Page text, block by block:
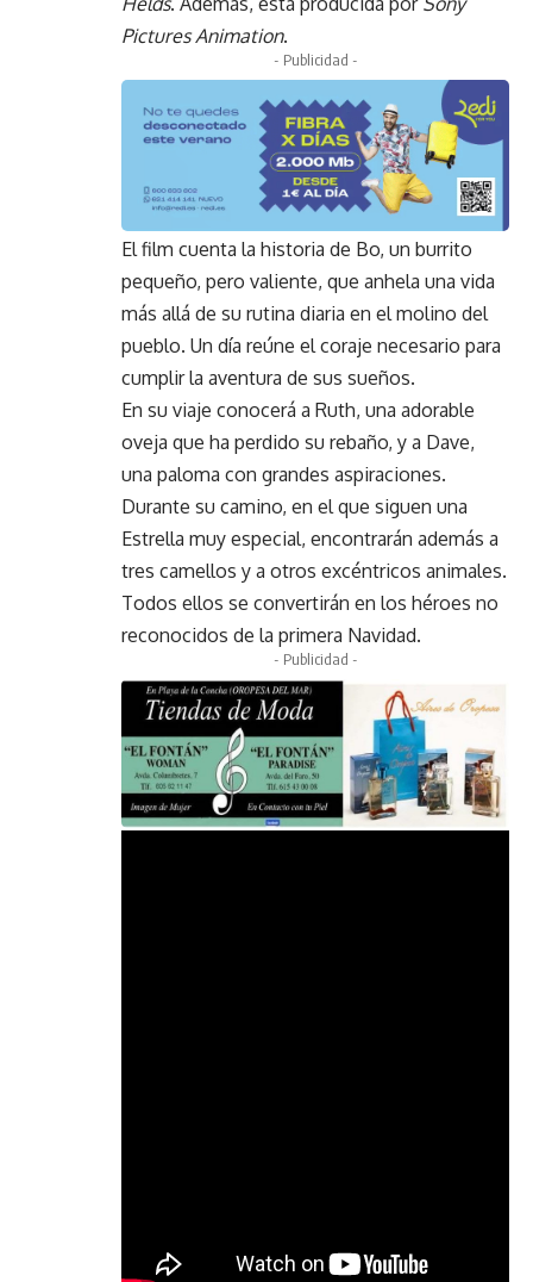
Pictures Animation.
- Publicidad -
El film cuenta la historia de Bo, un burrito
pequeño, pero valiente, que anhela una vida
más allá de su rutina diaria en el molino del
pueblo. Un día reúne el coraje necesario para
cumplir la aventura de sus sueños.
En su viaje conocerá a Ruth, una adorable
oveja que ha perdido su rebaño, y a Dave,
una paloma con grandes aspiraciones.
Durante su camino, en el que siguen una
Estrella muy especial, encontrarán además a
tres camellos y a otros excéntricos animales.
Todos ellos se convertirán en los héroes no
reconocidos de la primera Navidad.
- Publicidad -